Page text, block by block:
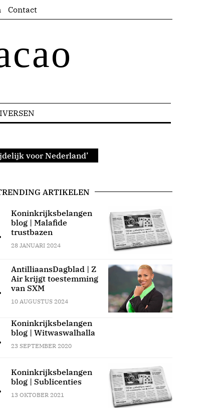
Contact
voor Nederland’
ARTIKELEN
Koninkrijksbelangen
blog | Malafide
trustbazen
28 JANUARI 2024
AntilliaansDagblad | Z
Air krijgt toestemming
van SXM
10 AUGUSTUS 2024
Koninkrijksbelangen
blog | Witwaswalhalla
23 SEPTEMBER 2020
Koninkrijksbelangen
blog | Sublicenties
13 OKTOBER 2021